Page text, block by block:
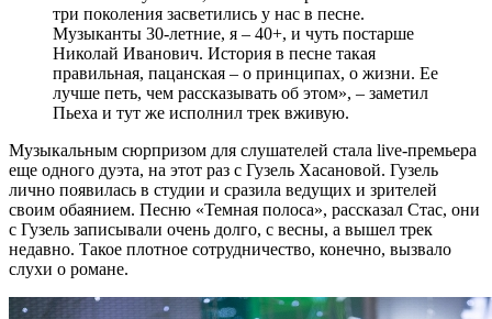
три поколения засветились у нас в песне.
Музыканты 30-летние, я – 40+, и чуть постарше
Николай Иванович. История в песне такая
правильная, пацанская – о принципах, о жизни. Ее
лучше петь, чем рассказывать об этом», – заметил
Пьеха и тут же исполнил трек вживую.
Музыкальным сюрпризом для слушателей стала live-премьера
еще одного дуэта, на этот раз с Гузель Хасановой. Гузель
лично появилась в студии и сразила ведущих и зрителей
своим обаянием. Песню «Темная полоса», рассказал Стас, они
с Гузель записывали очень долго, с весны, а вышел трек
недавно. Такое плотное сотрудничество, конечно, вызвало
слухи о романе.